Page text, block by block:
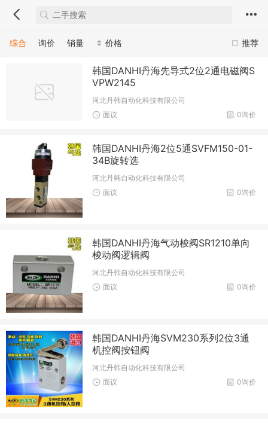
推荐
综合 询价 销量 价格
韩国DANHI丹海先导式2位2通电磁阀S
VPW2145
河北丹韩自动化科技有限公司
0询价
面议
韩国DANHI丹海2位5通SVFM150-01-
34B旋转选
河北丹韩自动化科技有限公司
0询价
面议
韩国DANHI丹海气动梭阀SR1210单向
梭动阀逻辑阀
河北丹韩自动化科技有限公司
0询价
面议
韩国DANHI丹海SVM230系列2位3通
机控阀按钮阀
河北丹韩自动化科技有限公司
0询价
面议